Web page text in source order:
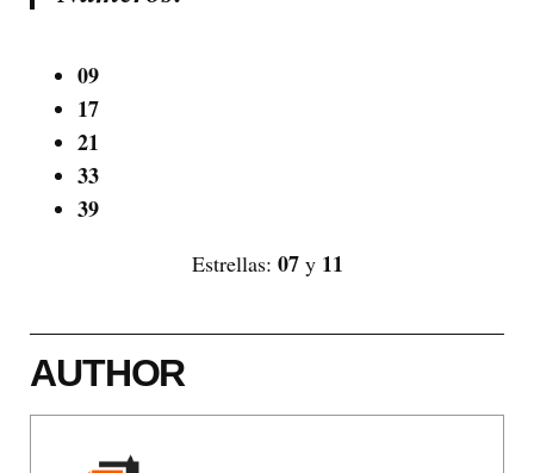
09
17
21
33
39
Estrellas: 07y 11
AUTHOR